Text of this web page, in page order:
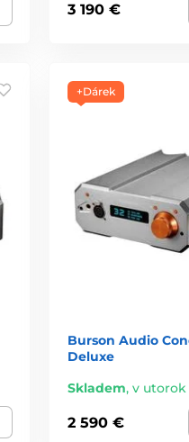
3 190 €
+Dárek
Burson Audio
Deluxe
Skladem, v utorok
2 590 €